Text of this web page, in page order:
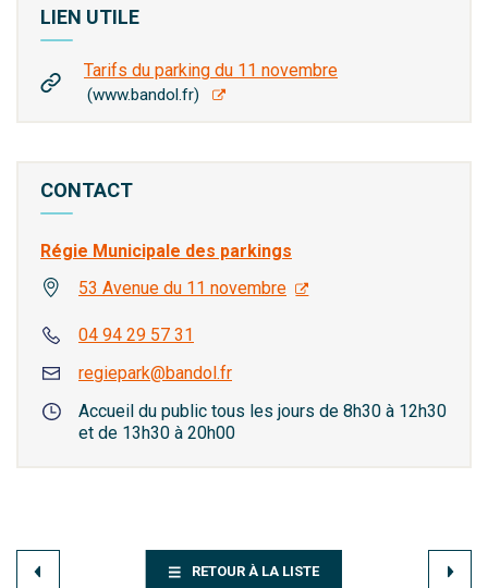
LIEN UTILE
Tarifs du parking du 11 novembre
www.bandol.fr
CONTACT
Régie Municipale des parkings
53 Avenue du 11 novembre
04 94 29 57 31
regiepark@bandol.fr
Accueil du public tous les jours de 8h30 à 12h30
et de 13h30 à 20h00
RETOUR À LA LISTE